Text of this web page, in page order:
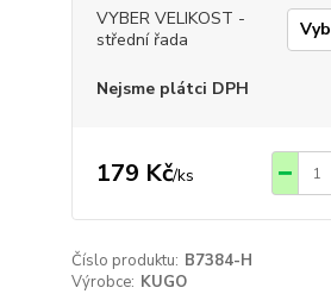
VYBER VELIKOST -
střední řada
Nejsme plátci DPH
179 Kč/ks
Číslo produktu: B7384-H
Výrobce: KUGO